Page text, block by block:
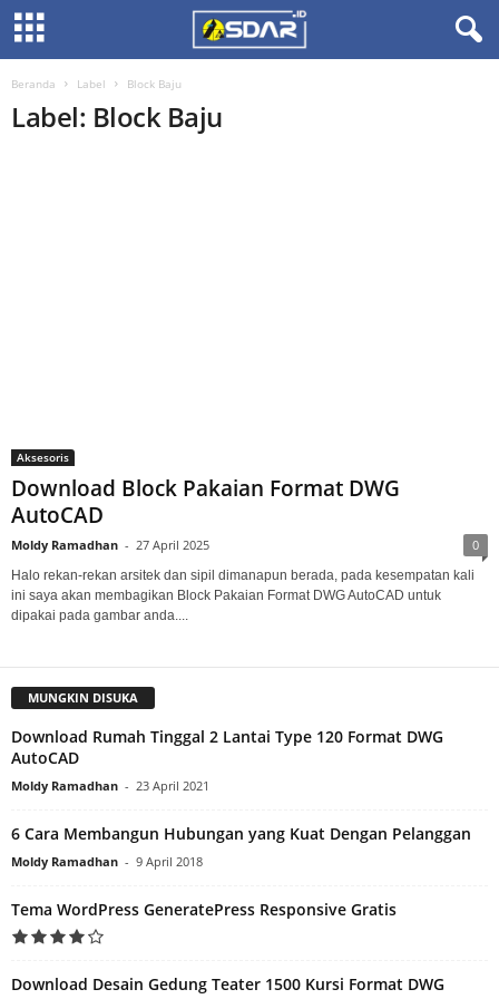
Beranda Label Block Baju
Label: Block Baju
Aksesoris
Download Block Pakaian Format DWG
AutoCAD
Moldy Ramadhan - 27 April 2025 0
Halo rekan-rekan arsitek dan sipil dimanapun berada, pada kesempatan kali
ini saya akan membagikan Block Pakaian Format DWG AutoCAD untuk
dipakai pada gambar anda....
MUNGKIN DISUKA
Download Rumah Tinggal 2 Lantai Type 120 Format DWG
AutoCAD
Moldy Ramadhan - 23 April 2021
6 Cara Membangun Hubungan yang Kuat Dengan Pelanggan
Moldy Ramadhan - 9 April 2018
Tema WordPress GeneratePress Responsive Gratis
Download Desain Gedung Teater 1500 Kursi Format DWG